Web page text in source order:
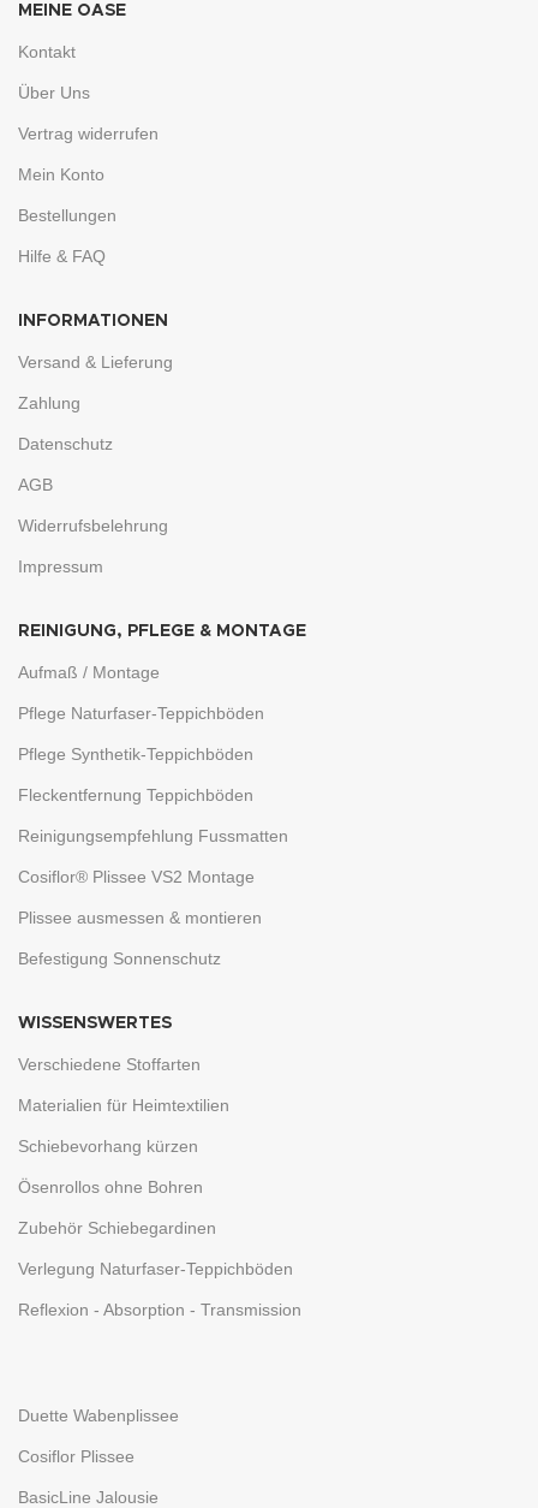
MEINE OASE
Kontakt
Über Uns
Vertrag widerrufen
Mein Konto
Bestellungen
Hilfe & FAQ
INFORMATIONEN
Versand & Lieferung
Zahlung
Datenschutz
AGB
Widerrufsbelehrung
Impressum
REINIGUNG, PFLEGE & MONTAGE
Aufmaß / Montage
Pflege Naturfaser-Teppichböden
Pflege Synthetik-Teppichböden
Fleckentfernung Teppichböden
Reinigungsempfehlung Fussmatten
Cosiflor® Plissee VS2 Montage
Plissee ausmessen & montieren
Befestigung Sonnenschutz
WISSENSWERTES
Verschiedene Stoffarten
Materialien für Heimtextilien
Schiebevorhang kürzen
Ösenrollos ohne Bohren
Zubehör Schiebegardinen
Verlegung Naturfaser-Teppichböden
Reflexion - Absorption - Transmission
Duette Wabenplissee
Cosiflor Plissee
BasicLine Jalousie